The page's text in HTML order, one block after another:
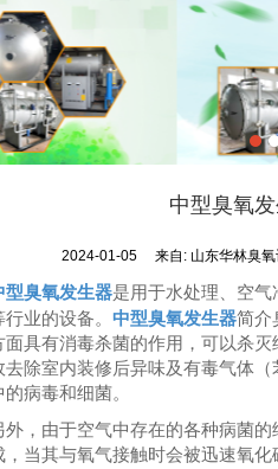
中型臭氧
2024-01-05 来自: 山东华林臭
型臭氧发生器是用于水处理、空
行业的设备。 中型臭氧发生器简介
面具有消毒杀菌的作用，可以杀
去除室内装修后异味及有毒气体
的病毒和细菌。
外，由于空气中存在的各种病菌
，当其与氧气接触时会被迅速氧